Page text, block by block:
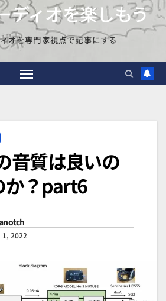
ディオを楽しもう
オを専門家視点で記事にする
音質は良いの
か？part6
1, 2022